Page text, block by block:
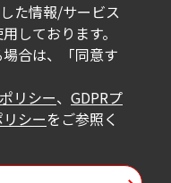
た情報/サービス
しております。
合は、「同意す
リシー、 GDPRプ
シーをご参照く